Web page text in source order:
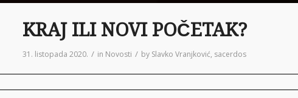
KRAJ ILI NOVI POČETAK?
31. listopada 2020. / in Novosti / by Slavko Vranjković, sacerdos